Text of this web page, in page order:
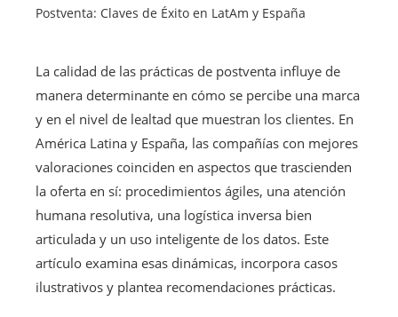
Postventa: Claves de Éxito en LatAm y España
La calidad de las prácticas de postventa influye de
manera determinante en cómo se percibe una marca
y en el nivel de lealtad que muestran los clientes. En
América Latina y España, las compañías con mejores
valoraciones coinciden en aspectos que trascienden
la oferta en sí: procedimientos ágiles, una atención
humana resolutiva, una logística inversa bien
articulada y un uso inteligente de los datos. Este
artículo examina esas dinámicas, incorpora casos
ilustrativos y plantea recomendaciones prácticas.